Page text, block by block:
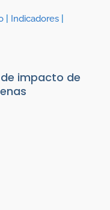
| Indicadores|
impacto de